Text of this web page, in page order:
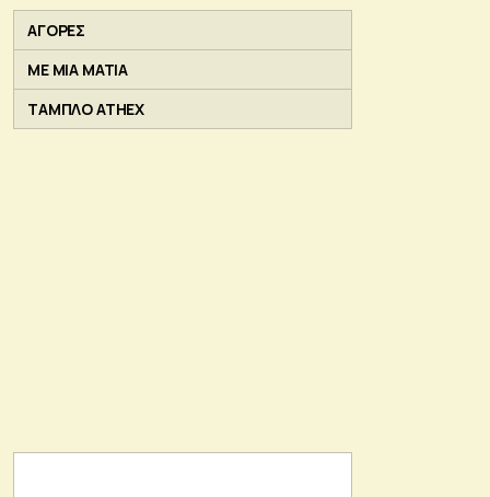
ΑΓΟΡΕΣ
ΜΕ ΜΙΑ ΜΑΤΙΑ
ΤΑΜΠΛΟ ATHEX